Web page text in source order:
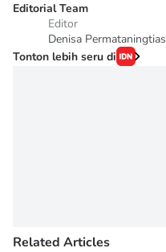
Editorial Team
Editor
Denisa Permataningtias
Tonton lebih seru di
Related Articles